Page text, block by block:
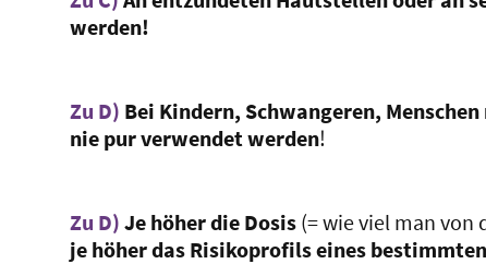
werden!
Zu D) Bei Kindern, Schwangeren,
nie pur verwendet werden!
Zu D) Je höher die Dosis (= wie viel man von
je höher das Risikoprofils eines